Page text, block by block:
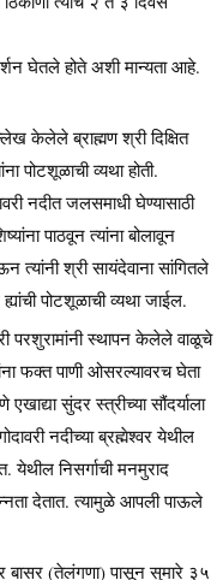
घेतले होते अशी मान्यता आहे.
केलेले ब्राह्मण श्री दिक्षित
पोटशूळाची व्यथा होती.
नदीत जलसमाधी घेण्यासाठी
पाठवून त्यांना बोलावून
श्री सायंदेवाना सांगितले
पोटशूळाची व्यथा जाईल.
परशुरामांनी स्थापन केलेले वाळूचे
फक्त पाणी ओसरल्यावरच घेता
सुंदर स्त्रीच्या सौंदर्याला
नदीच्या ब्रह्मेश्वर येथील
येथील निसर्गाची मनमुराद
देतात. त्यामुळे आपली पाऊले
बासर (तेलंगणा) पासून सुमारे ३५